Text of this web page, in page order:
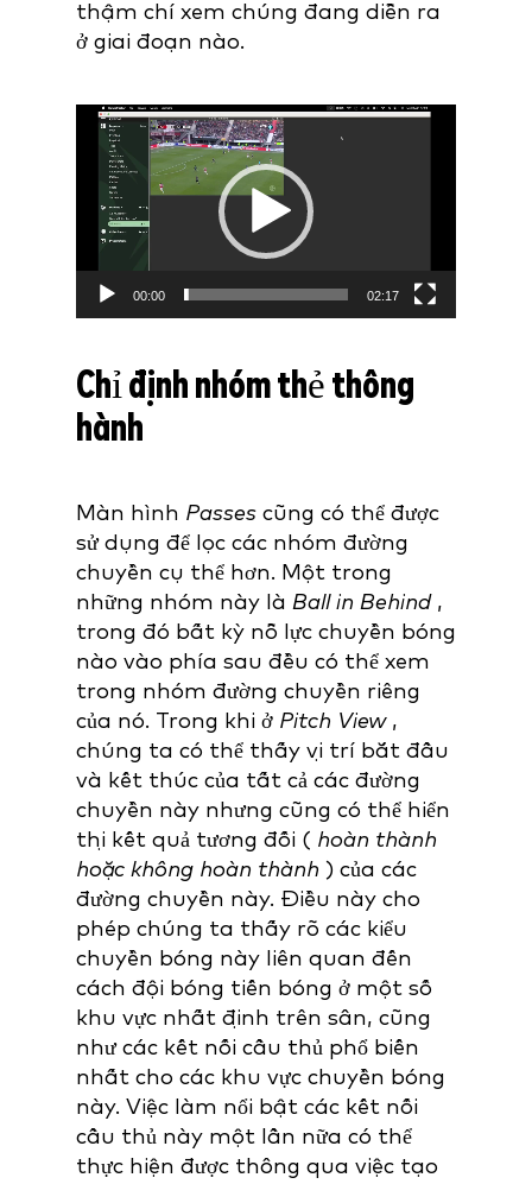
thậm chí xem chúng đang diễn ra
ở giai đoạn nào.
Video
Player
00:00 02:17
Chỉ định nhóm thẻ thông
hành
Màn hình Passes cũng có thể được
sử dụng để lọc các nhóm đường
chuyền cụ thể hơn. Một trong
những nhóm này là Ball in Behind ,
trong đó bất kỳ nỗ lực chuyền bóng
nào vào phía sau đều có thể xem
trong nhóm đường chuyền riêng
của nó. Trong khi ở Pitch View ,
chúng ta có thể thấy vị trí bắt đầu
và kết thúc của tất cả các đường
chuyền này nhưng cũng có thể hiển
thị kết quả tương đối ( hoàn thành
hoặc không hoàn thành ) của các
đường chuyền này. Điều này cho
phép chúng ta thấy rõ các kiểu
chuyền bóng này liên quan đến
cách đội bóng tiến bóng ở một số
khu vực nhất định trên sân, cũng
như các kết nối cầu thủ phổ biến
nhất cho các khu vực chuyền bóng
này. Việc làm nổi bật các kết nối
cầu thủ này một lần nữa có thể
thực hiện được thông qua việc tạo